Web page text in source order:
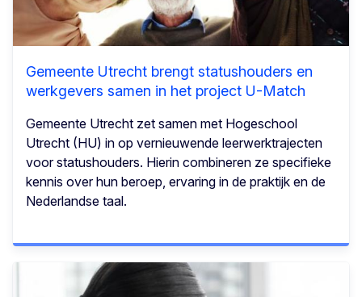
Gemeente Utrecht brengt statushouders en
werkgevers samen in het project U-Match
Gemeente Utrecht zet samen met Hogeschool
Utrecht (HU) in op vernieuwende leerwerktrajecten
voor statushouders. Hierin combineren ze specifieke
kennis over hun beroep, ervaring in de praktijk en de
Nederlandse taal.